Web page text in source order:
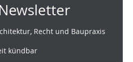
Recht und Baupraxis
kündbar